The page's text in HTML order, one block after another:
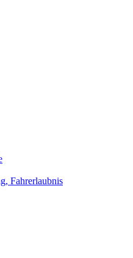
Fahrerlaubnis